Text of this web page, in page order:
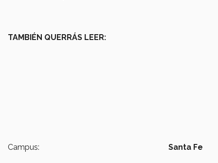
TAMBIÉN QUERRÁS LEER:
Campus: Santa Fe